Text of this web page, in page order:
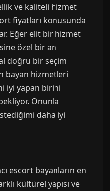
ve kaliteli hizmet
fiyatları konusunda
Eğer elit bir hizmet
özel bir an
doğru bir seçim
bayan hizmetleri
iyi yapan birini
Onunla
daha iyi
escort bayanların en
kültürel yapısı ve